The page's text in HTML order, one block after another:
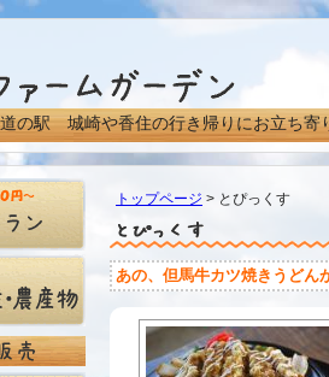
の駅 城崎や香住の行き帰りにお立ち寄
トップページ > とぴっくす
あの、但馬牛カツ焼きうどん